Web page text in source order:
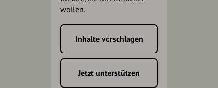
wollen.
Inhalte vorschlagen
Jetzt unterstützen